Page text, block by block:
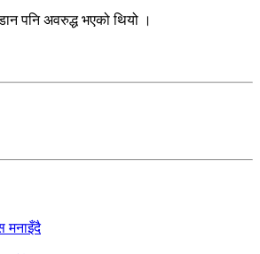
पनि अवरुद्ध भएको थियो ।